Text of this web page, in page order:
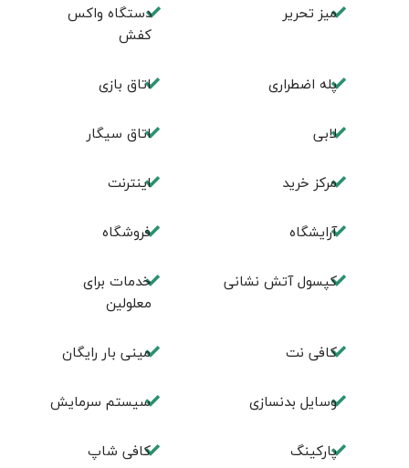
میز تحریر
دستگاه واکس
کفش
پله اضطراری اتاق بازی
لابی اتاق سیگار
مرکز خرید اینترنت
آرایشگاه فروشگاه
کپسول آتش نشانی
خدمات برای
معلولین
کافی نت مینی بار رایگان
وسایل بدنسازی سیستم سرمایش
پاركينگ كافی شاپ